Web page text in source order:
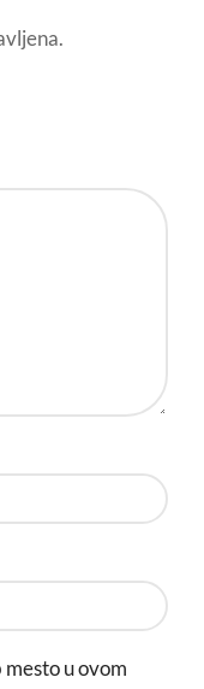
u ovom